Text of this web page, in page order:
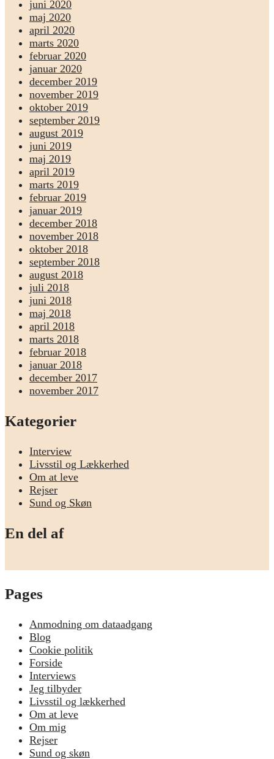
juni 2020
maj 2020
april 2020
marts 2020
februar 2020
januar 2020
december 2019
november 2019
oktober 2019
september 2019
august 2019
juni 2019
maj 2019
april 2019
marts 2019
februar 2019
januar 2019
december 2018
november 2018
oktober 2018
september 2018
august 2018
juli 2018
juni 2018
maj 2018
april 2018
marts 2018
februar 2018
januar 2018
december 2017
november 2017
Kategorier
Interview
Livsstil og Lækkerhed
Om at leve
Rejser
Sund og Skøn
En del af
Pages
Anmodning om dataadgang
Blog
Cookie politik
Forside
Interviews
Jeg tilbyder
Livsstil og lækkerhed
Om at leve
Om mig
Rejser
Sund og skøn